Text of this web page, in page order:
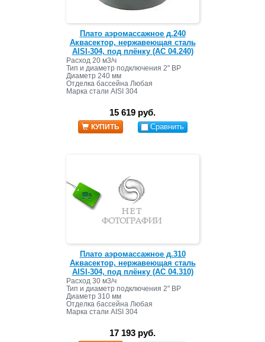
Плато аэромассажное д.240
Аквасектор, нержавеющая сталь
AISI-304, под плёнку (АС 04.240)
Расход 20 м3/ч
Тип и диаметр подключения 2" ВР
Диаметр 240 мм
Отделка бассейна Любая
Марка стали AISI 304
15 619 руб.
КУПИТЬ Сравнить
Плато аэромассажное д.310
Аквасектор, нержавеющая сталь
AISI-304, под плёнку (АС 04.310)
Расход 30 м3/ч
Тип и диаметр подключения 2" ВР
Диаметр 310 мм
Отделка бассейна Любая
Марка стали AISI 304
17 193 руб.